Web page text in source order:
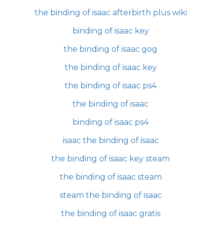
the binding of isaac afterbirth plus wiki
binding of isaac key
the binding of isaac gog
the binding of isaac key
the binding of isaac ps4
the binding of isaac
binding of isaac ps4
isaac the binding of isaac
the binding of isaac key steam
the binding of isaac steam
steam the binding of isaac
the binding of isaac gratis